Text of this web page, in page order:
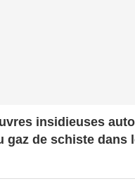
insidieuses
gaz de schiste dans